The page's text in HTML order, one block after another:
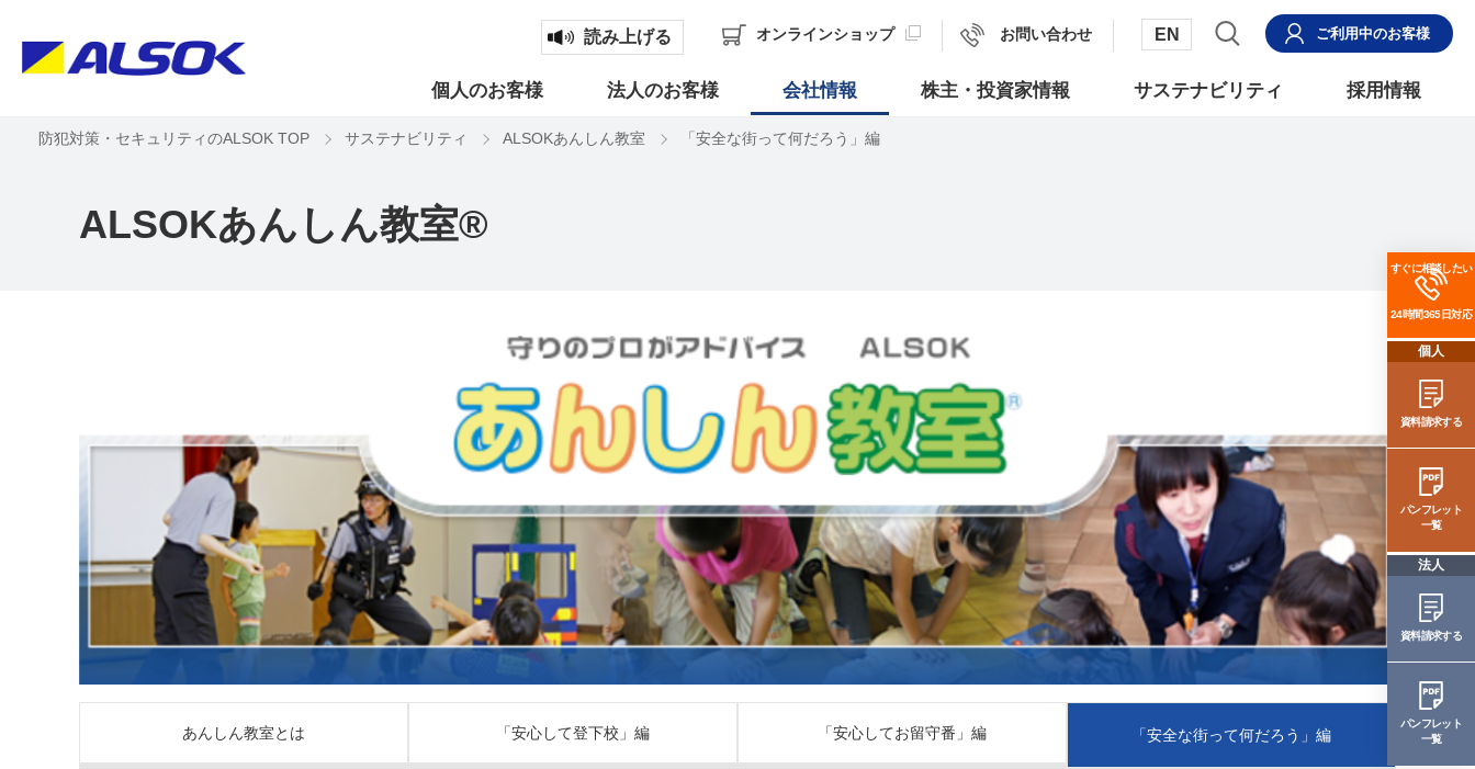
読み上げる オンラインショップ お問い合わせ EN ご利用中のお客様
個人のお客様 法人のお客様 会社情報 株主・投資家情報 サステナビリティ 採用情報
防犯対策・セキュリティのALSOK TOP サステナビリティ ALSOKあんしん教室 「安全な街って何だろう」編
ALSOKあんしん教室®
あんしん教室とは 「安心して登下校」編 「安心してお留守番」編 「安全な街って何だろう」編
すぐに相談したい
24時間365日対応
個人
資料請求する
パンフレット
一覧
法人
資料請求する
パンフレット
一覧